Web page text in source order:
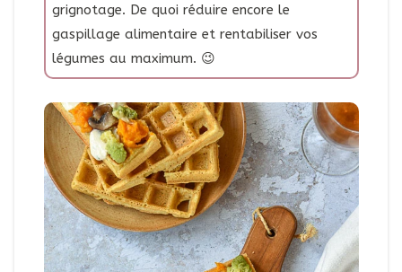
grignotage. De quoi réduire encore le
gaspillage alimentaire et rentabiliser vos
légumes au maximum. 😉